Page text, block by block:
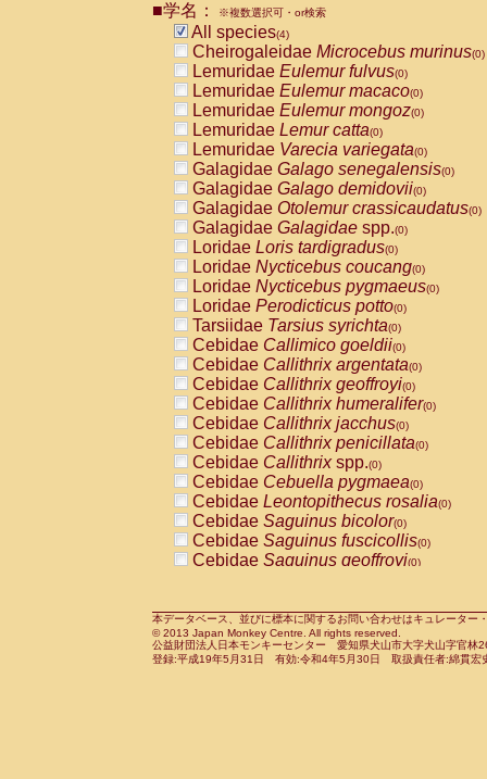
CercopithecidaeCercocebus
Cercopithecidae
CercopithecidaeCercocebus
CercopithecidaeCercocebus
CercopithecidaeCercocebusspp.
CercopithecidaeLophocebus
CercopithecidaePapio anubis
CercopithecidaePapio cynocephalus
CercopithecidaePapio hamadryas
CercopithecidaePapio papio(0)
CercopithecidaePapiospp.(0)
CercopithecidaeMandrillus
CercopithecidaeMandrillus sphinx
CercopithecidaeTheropithecus
CercopithecidaeMacaca arctoides
CercopithecidaeMacaca assamensis
Cercopithecidae Macaca
CercopithecidaeMacaca cyclopis
CercopithecidaeMacaca fascicularis
CercopithecidaeMacaca fuscaca
CercopithecidaeMacaca fuscata
CercopithecidaeMacaca fuscata
CercopithecidaeMacaca maura
CercopithecidaeMacaca mulatta
CercopithecidaeMacaca nemestrina
CercopithecidaeMacaca nigra(0)
CercopithecidaeMacaca radiata
CercopithecidaeMacaca silenus
CercopithecidaeMacaca sinica
CercopithecidaeMacaca tonkeana(0)
CercopithecidaeMacacahybrid(0)
CercopithecidaeMacaca spp.(0)
■学名： ※複数選択可・or検索
All species(4)
Cheirogaleidae Microcebus murinus(0)
Lemuridae Eulemur fulvus(0)
Lemuridae Eulemur macaco(0)
Lemuridae Eulemur mongoz(0)
Lemuridae Lemur catta(0)
Lemuridae Varecia variegata(0)
Galagidae Galago senegalensis(0)
Galagidae Galago demidovii(0)
Galagidae Otolemur crassicaudatus(0)
Galagidae Galagidae spp.(0)
Loridae Loris tardigradus(0)
Loridae Nycticebus coucang(0)
Loridae Nycticebus pygmaeus(0)
Loridae Perodicticus potto(0)
Tarsiidae Tarsius syrichta(0)
Cebidae Callimico goeldii(0)
Cebidae Callithrix argentata(0)
Cebidae Callithrix geoffroyi(0)
Cebidae Callithrix humeralifer(0)
Cebidae Callithrix jacchus(0)
Cebidae Callithrix penicillata(0)
Cebidae Callithrixspp.(0)
Cebidae Cebuella pygmaea(0)
Cebidae Leontopithecus rosalia(0)
Cebidae Saguinus bicolor(0)
Cebidae Saguinus fuscicollis(0)
Cebidae Saguinus geoffroyi(0)
CebidaeSaguinus leucopus(0)
CebidaeSaguinus midas(0)
Cebidae Saguinus mystax(0)
本データベース、並びに標本に関するお問い合わせはキュレータ
© 2013 Japan Monkey Centre. All rights reserved.
公益財団法人日本モンキーセンター 愛知県犬山市大字犬山字官
登録:平成19年5月31日 有効:令和4年5月30日 取扱責任者:綿貫宏